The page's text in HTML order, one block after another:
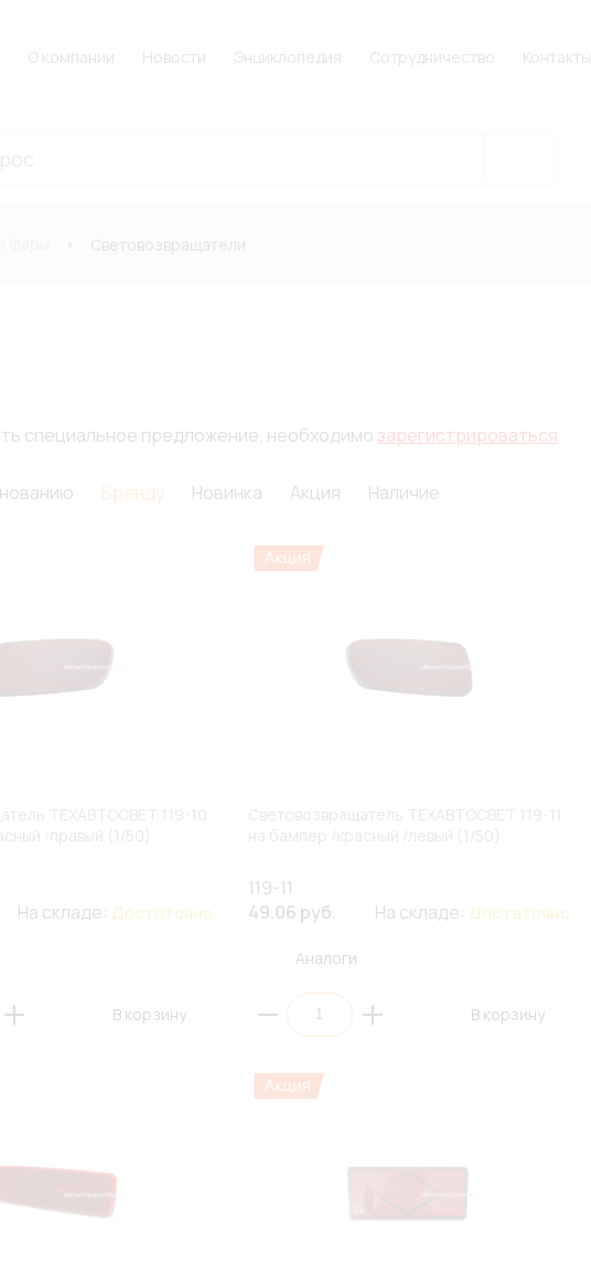
О компании Новости Энциклопедия Сотрудничество Контакты
Световозвращатели
специальное предложение, необходимо зарегистрироваться
Бренду Новинка Акция Наличие
На складе: Достаточно
В корзину
119-11
49.06 руб.
На складе: Достаточно
Аналоги
В корзину